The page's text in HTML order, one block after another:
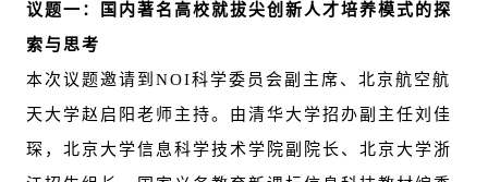
议题一：国内著名高校就拔尖创新人才培养模式的探
索与思考
本次议题邀请到NOI科学委员会副主席、北京航空航
天大学赵启阳老师主持。由清华大学招办副主任刘佳
琛，北京大学信息科学技术学院副院长、北京大学浙